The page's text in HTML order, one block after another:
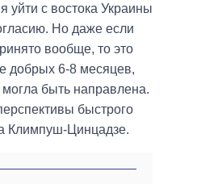
уйти с востока Украины
Но даже если
вообще, то это
добрых 6-8 месяцев,
быть направлена.
быстрого
Климпуш-Цинцадзе.